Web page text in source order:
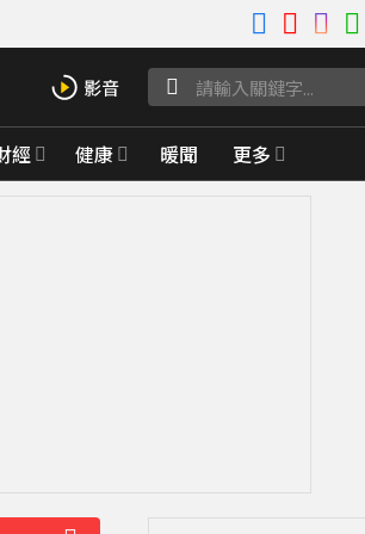
經 健康 暖聞 更多